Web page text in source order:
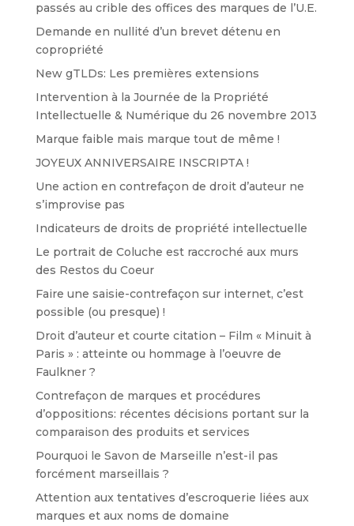
passés au crible des offices des marques de l’U.E.
Demande en nullité d’un brevet détenu en
copropriété
New gTLDs: Les premières extensions
Intervention à la Journée de la Propriété
Intellectuelle & Numérique du 26 novembre 2013
Marque faible mais marque tout de même !
JOYEUX ANNIVERSAIRE INSCRIPTA !
Une action en contrefaçon de droit d’auteur ne
s’improvise pas
Indicateurs de droits de propriété intellectuelle
Le portrait de Coluche est raccroché aux murs
des Restos du Coeur
Faire une saisie-contrefaçon sur internet, c’est
possible (ou presque) !
Droit d’auteur et courte citation – Film « Minuit à
Paris » : atteinte ou hommage à l’oeuvre de
Faulkner ?
Contrefaçon de marques et procédures
d’oppositions: récentes décisions portant sur la
comparaison des produits et services
Pourquoi le Savon de Marseille n’est-il pas
forcément marseillais ?
Attention aux tentatives d’escroquerie liées aux
marques et aux noms de domaine